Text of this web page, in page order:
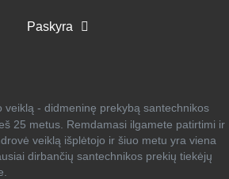
Paskyra
veiklą - didmeninę prekybą santechnikos
25 metus. Remdamasi ilgamete patirtimi ir
veiklą išplėtojo ir šiuo metu yra viena
dirbančių santechnikos prekių tiekėjų